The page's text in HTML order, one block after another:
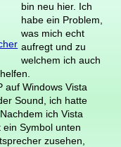
bin neu hier. Ich
habe ein Problem,
was mich echt
aufregt und zu
welchem ich auch
auf Windows Vista
Sound, ich hatte
ich Vista
Symbol unten
zusehen,